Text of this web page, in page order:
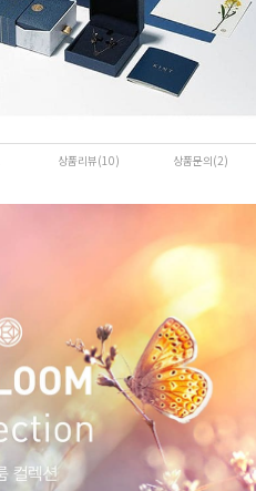
상품리뷰(10) 상품문의(2)